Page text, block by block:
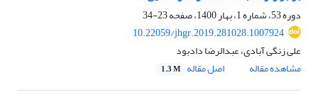
دوره 53، شماره 1، بهار 1400، صفحه
23-34
10.22059/jhgr.2019.281028.1007924
علی زنگی آبادی، عبدالرضا دادبود
مشاهده مقاله
اصل مقاله 1.3 M